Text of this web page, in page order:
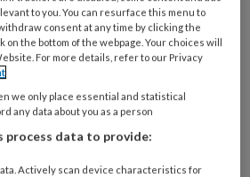
artikel lezen?
gratis per maand
to you. You can resurface this menu to
consent at any time by clicking the
on the bottom of the webpage. Your choices will
For more details, refer to our Privacy
we only place essential and statistical
any data about you as a person
process data to provide:
Actively scan device characteristics for